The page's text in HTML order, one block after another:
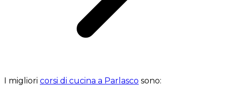
I migliori corsi di cucina a Parlasco sono: